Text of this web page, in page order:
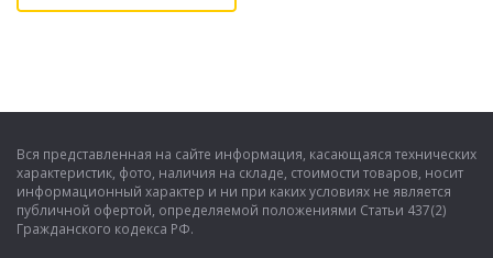
Вся представленная на сайте информация, касающаяся технических
характеристик, фото, наличия на складе, стоимости товаров, носит
информационный характер и ни при каких условиях не является
публичной офертой, определяемой положениями Статьи 437(2)
Гражданского кодекса РФ.